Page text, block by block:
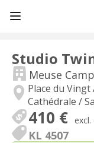
Studio
Meuse
Place du Vingt
Cathédrale /
410 € excl.
KL 4507